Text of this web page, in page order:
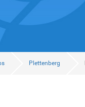
Plettenberg